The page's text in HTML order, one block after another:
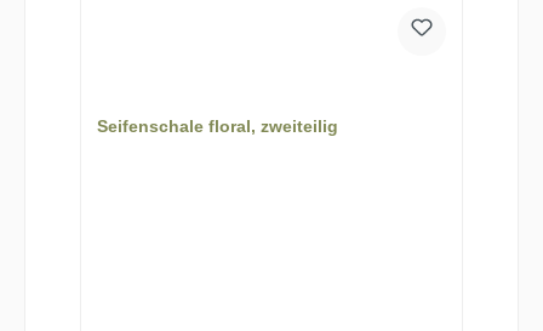
Seifenschale floral, zweiteilig